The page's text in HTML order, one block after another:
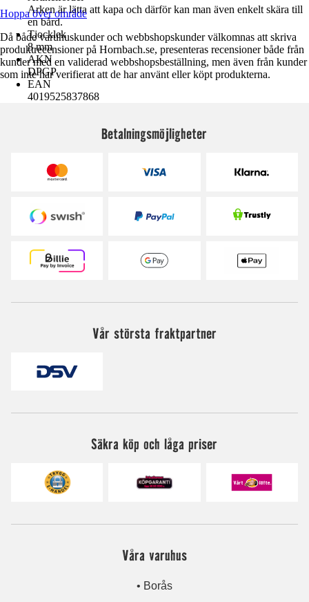
Arken är lätta att kapa och därför kan man även enkelt skära till
en bård.
Tjocklek
8 mm
AKN
DPGP
EAN
4019525837868
Hoppa över område
Då både varuhuskunder och webbshopskunder välkomnas att skriva
produktrecensioner på Hornbach.se, presenteras recensioner både från
kunder med en validerad webbshopsbeställning, men även från kunder
som inte har verifierat att de har använt eller köpt produkterna.
Betalningsmöjligheter
Vår största fraktpartner
Säkra köp och låga priser
Våra varuhus
• Borås